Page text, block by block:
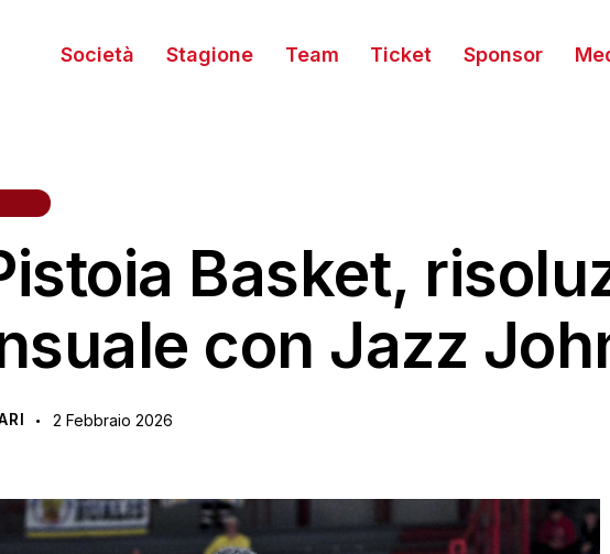
Società Stagione Team Ticket Sponsor
Basket,
con Jazz
2 Febbraio 2026